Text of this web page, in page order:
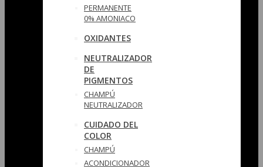
PERMANENTE
0% AMONIACO
OXIDANTES
NEUTRALIZADOR
DE
PIGMENTOS
CHAMPÚ
NEUTRALIZADOR
CUIDADO DEL
COLOR
CHAMPÚ
ACONDICIONADOR